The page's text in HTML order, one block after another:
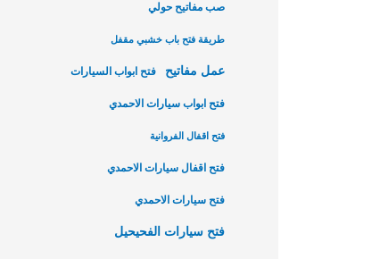
صب مفاتيح حولي
طريقة فتح باب خشبي مقفل
عمل مفاتيح فتح ابواب السيارات
فتح ابواب سيارات الاحمدي
فتح اقفال الفروانية
فتح اقفال سيارات الاحمدي
فتح سيارات الاحمدي
فتح سيارات الفحيحيل